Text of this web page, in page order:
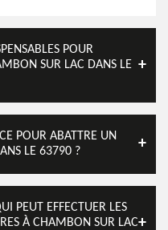
POUR
SUR LAC DANS LE
POUR ABATTRE UN
LE 63790 ?
PEUT EFFECTUER LES
À CHAMBON SUR LAC